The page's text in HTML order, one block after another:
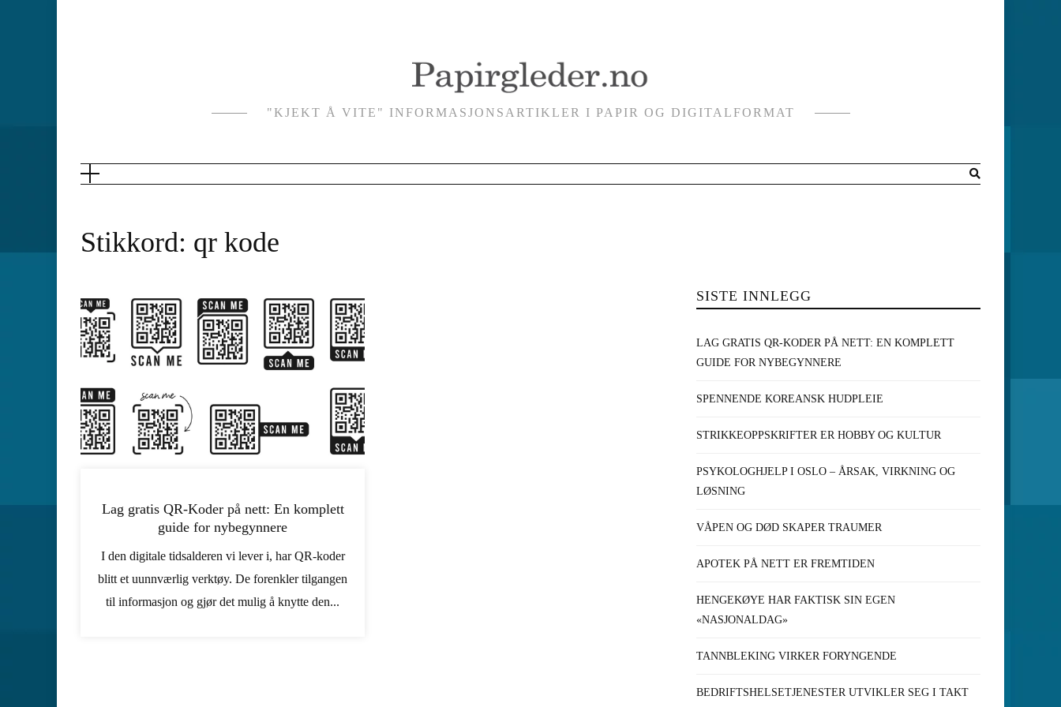
"KJEKT Å VITE" INFORMASJONSARTIKLER I PAPIR OG DIGITALFORMAT
Stikkord: qr kode
Lag gratis QR-Koder på nett: En komplett
guide for nybegynnere
I den digitale tidsalderen vi lever i, har QR-koder
blitt et uunnværlig verktøy. De forenkler tilgangen
til informasjon og gjør det mulig å knytte den...
SISTE INNLEGG
LAG GRATIS QR-KODER PÅ NETT: EN KOMPLETT
GUIDE FOR NYBEGYNNERE
SPENNENDE KOREANSK HUDPLEIE
STRIKKEOPPSKRIFTER ER HOBBY OG KULTUR
PSYKOLOGHJELP I OSLO – ÅRSAK, VIRKNING OG
LØSNING
VÅPEN OG DØD SKAPER TRAUMER
APOTEK PÅ NETT ER FREMTIDEN
HENGEKØYE HAR FAKTISK SIN EGEN
«NASJONALDAG»
TANNBLEKING VIRKER FORYNGENDE
BEDRIFTSHELSETJENESTER UTVIKLER SEG I TAKT